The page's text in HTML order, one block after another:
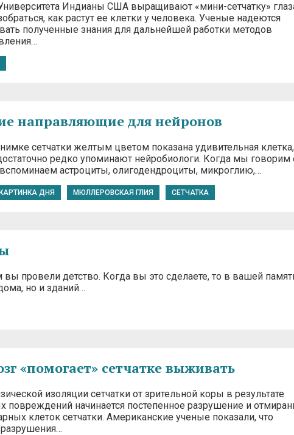
Индианы США выращивают «мини-сетчатку»
как растут ее клетки у человека. Ученые надеются
полученные знания для дальнейшей работки методов
направляющие для нейронов
сетчатки желтым цветом показана удивительная
редко упоминают нейробиологи. Когда мы говорим
астроциты, олигодендроциты, микроглию,…
КАРТИНКА ДНЯ МЮЛЛЕРОВСКАЯ ГЛИЯ СЕТЧАТКА
провели детство. Когда вы это сделаете, то в вашей
но и зданий…
«помогает» сетчатке выживать
изоляции сетчатки от зрительной коры в результате
повреждений начинается постепенное разрушение и
клеток сетчатки. Американские ученые показали, что